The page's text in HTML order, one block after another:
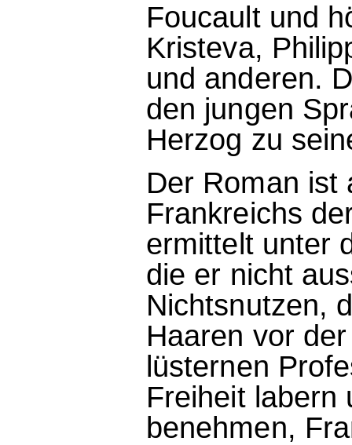
Foucault und
Kristeva,
und anderen.
den jungen
Herzog zu
Der Roman ist
Frankreichs
ermittelt unter
die er nicht
Nichtsnutzen,
Haaren vor
lüsternen
Freiheit labern
benehmen,